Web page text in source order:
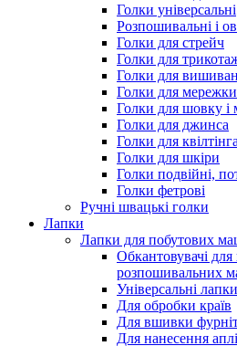
Голки універсальні
Розпошивальні і
Голки для стрейч
Голки для
Голки для
Голки для мережки
Голки для шовку і
Голки для джинса
Голки для квілтінга
Голки для шкіри
Голки подвійні,
Голки фетрові
Ручні швацькі голки
Лапки
Лапки для побутових
Обкантовувачі
розпошивальних
Універсальні лапки
Для обробки країв
Для вшивки
Для нанесення